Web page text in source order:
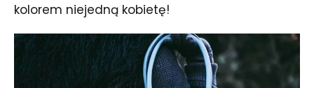
kolorem niejedną kobietę!